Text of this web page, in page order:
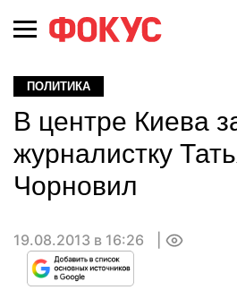
ПОЛИТИКА
В центре Киева
журналистку
Чорновил
19.08.2013 в 16:26